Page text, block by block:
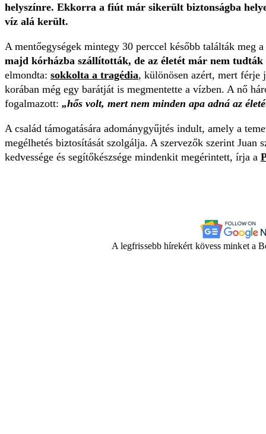
helyszínre. Ekkorra a fiút már sikerült biztonságba
víz alá került.
A mentőegységek mintegy 30 perccel később találták meg
majd kórházba szállították, de az életét már nem tudták
elmondta: sokkolta a tragédia, különösen azért, mert
korában még egy barátját is megmentette a vízben. A nő
fogalmazott: „hős volt, mert nem minden apa adná az
A család támogatására adománygyűjtés indult, amely a
megélhetés biztosítását szolgálja. A szervezők szerint Juan
kedvessége és segítőkészsége mindenkit megérintett, írja a
A legfrissebb hírekért kövess minket a